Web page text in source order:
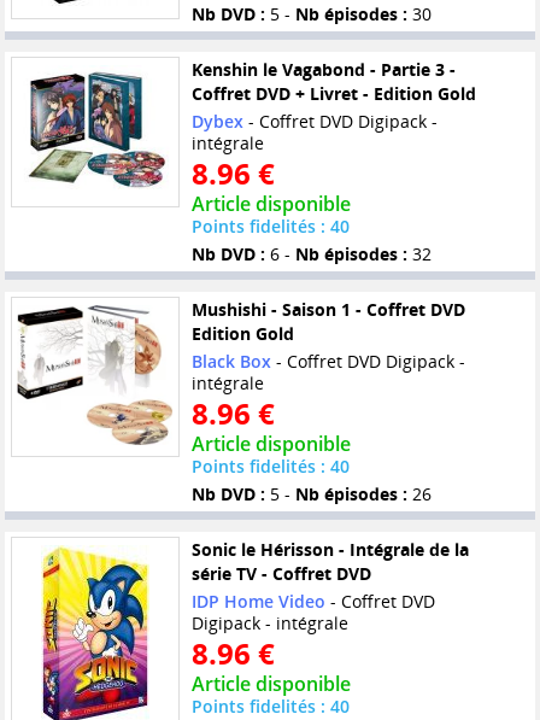
Nb DVD : 5 - Nb épisodes : 30
Kenshin le Vagabond - Partie 3 -
Coffret DVD + Livret - Edition Gold
Dybex- Coffret DVD Digipack -
intégrale
8.96 €
Article disponible
Points fidelités : 40
Nb DVD : 6 - Nb épisodes : 32
Mushishi - Saison 1 - Coffret DVD
Edition Gold
Black Box- Coffret DVD Digipack -
intégrale
8.96 €
Article disponible
Points fidelités : 40
Nb DVD : 5 - Nb épisodes : 26
Sonic le Hérisson - Intégrale de la
série TV - Coffret DVD
IDP Home Video - Coffret DVD
Digipack - intégrale
8.96 €
Article disponible
Points fidelités : 40